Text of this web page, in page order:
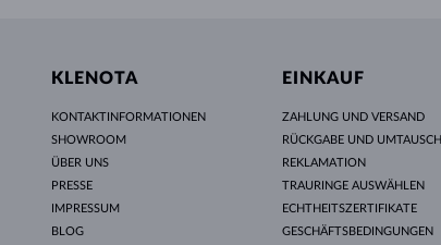
KLENOTA
KONTAKTINFORMATIONEN
SHOWROOM
ÜBER UNS
PRESSE
IMPRESSUM
BLOG
EINKAUF
ZAHLUNG UND VERSAND
RÜCKGABE UND UMTAUSCH
REKLAMATION
TRAURINGE AUSWÄHLEN
ECHTHEITSZERTIFIKATE
GESCHÄFTSBEDINGUNGEN